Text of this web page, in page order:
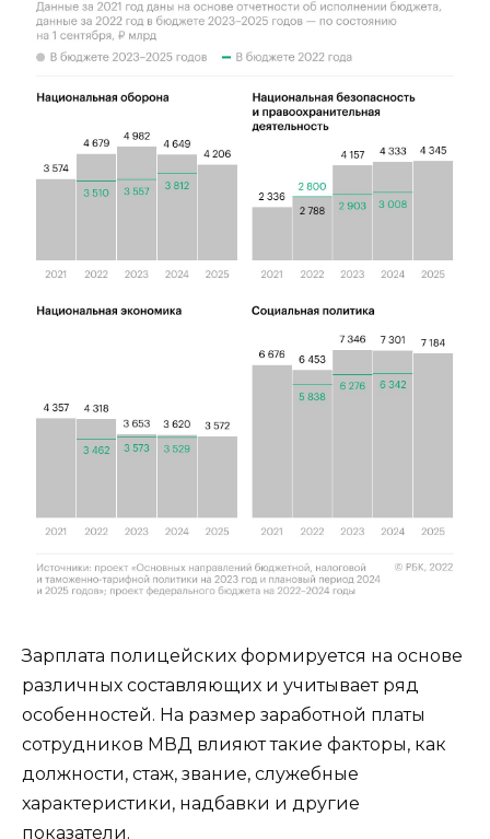
Зарплата полицейских формируется на основе
различных составляющих и учитывает ряд
особенностей. На размер заработной платы
сотрудников МВД влияют такие факторы, как
должности, стаж, звание, служебные
характеристики, надбавки и другие
показатели.